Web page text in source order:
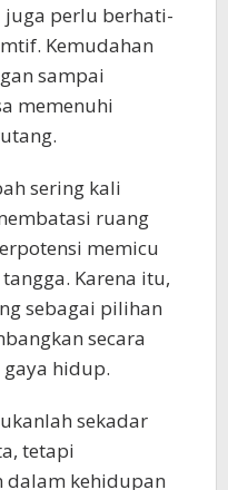
juga perlu berhati-
Kemudahan
sampai
memenuhi
sering kali
ruang
memicu
Karena itu,
sebagai pilihan
secara
hidup.
sekadar
tetapi
dalam kehidupan